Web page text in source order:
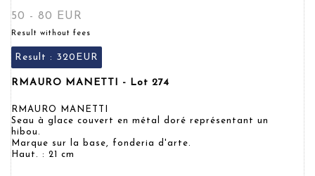
50 - 80 EUR
Result without fees
Result : 320EUR
RMAURO MANETTI - Lot 274
RMAURO MANETTI
Seau à glace couvert en métal doré représentant un
hibou.
Marque sur la base, fonderia d'arte.
Haut. : 21 cm